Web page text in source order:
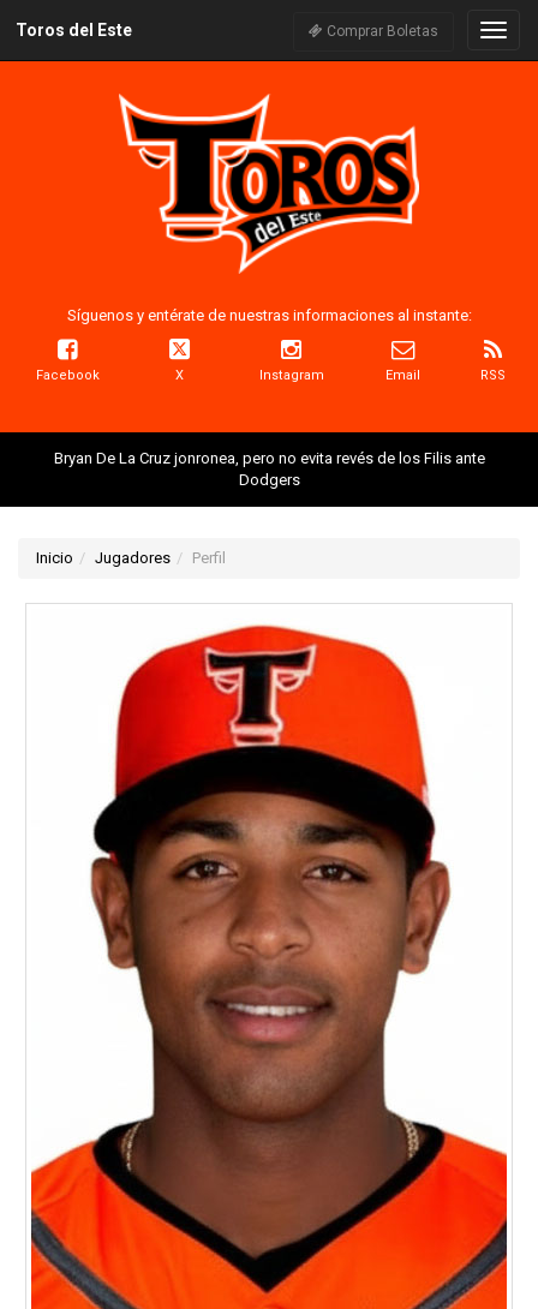
Toros del Este Comprar Boletas
Síguenos y entérate de nuestras informaciones al instante:
Facebook X Instagram Email RSS
Bryan De La Cruz jonronea, pero no evita revés de los Filis ante
Dodgers
Inicio Jugadores Perfil